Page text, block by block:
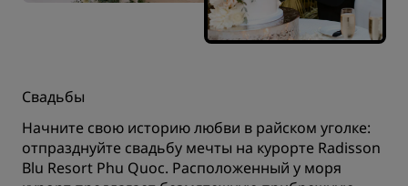
Свадьбы
Начните свою историю любви в райском уголке:
отпразднуйте свадьбу мечты на курорте Radisson
Blu Resort Phu Quoc. Расположенный у моря